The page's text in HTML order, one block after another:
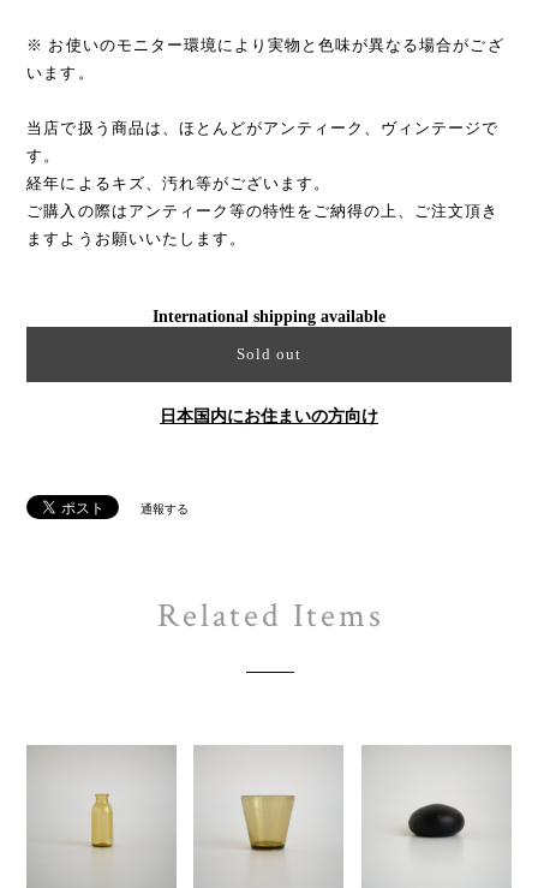
※ お使いのモニター環境により実物と色味が異なる場合がござ
います。
当店で扱う商品は、ほとんどがアンティーク、ヴィンテージで
す。
経年によるキズ、汚れ等がございます。
ご購入の際はアンティーク等の特性をご納得の上、ご注文頂き
ますようお願いいたします。
International shipping available
Sold out
日本国内にお住まいの方向け
通報する
Related Items